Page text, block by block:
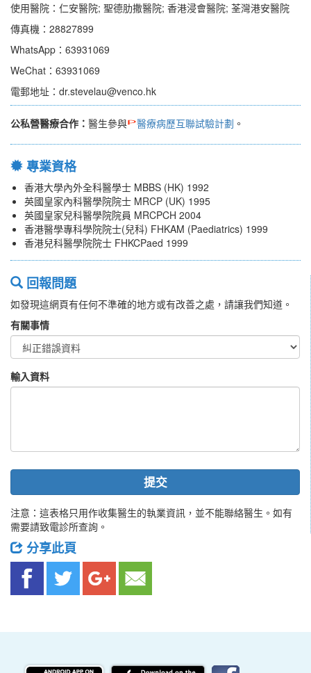
使用醫院：仁安醫院; 聖德肋撒醫院; 香港浸會醫院; 荃灣港安醫院
傳真機：28827899
WhatsApp：63931069
WeChat：63931069
電郵地址：dr.stevelau@venco.hk
公私營醫療合作： 醫生參與 醫療病歷互聯試驗計劃 。
專業資格
香港大學內外全科醫學士 MBBS (HK) 1992
英國皇家內科醫學院院士 MRCP (UK) 1995
英國皇家兒科醫學院院員 MRCPCH 2004
香港醫學專科學院院士(兒科) FHKAM (Paediatrics) 1999
香港兒科醫學院院士 FHKCPaed 1999
回報問題
如發現這網頁有任何不準確的地方或有改善之處，請讓我們知道。
有關事情
輸入資料
提交
注意：這表格只用作收集醫生的執業資訊，並不能聯絡醫生。如有
需要請致電診所查詢。
分享此頁